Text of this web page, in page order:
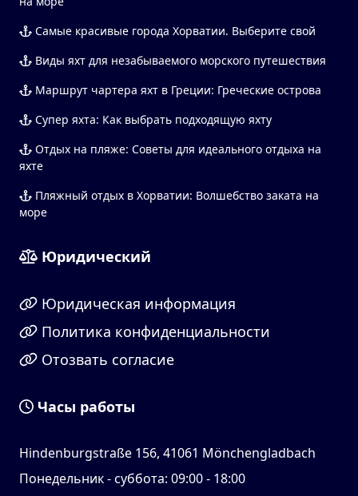
Самые красивые города Хорватии. Выберите свой
Виды яхт для незабываемого морского путешествия
Маршрут чартера яхт в Греции: Греческие острова
Супер яхта: Как выбрать подходящую яхту
Отдых на пляже: Советы для идеального отдыха на
яхте
Пляжный отдых в Хорватии: Волшебство заката на
море
Юридический
Юридическая информация
Политика конфиденциальности
Отозвать согласие
Часы работы
Hindenburgstraße 156, 41061 Mönchengladbach
Понедельник - суббота: 09:00 - 18:00